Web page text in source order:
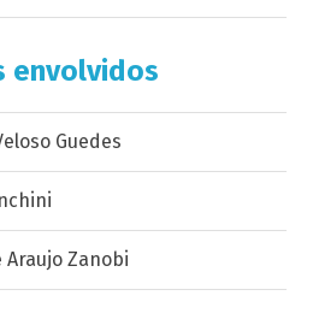
envolvidos
Guedes
Araujo Zanobi